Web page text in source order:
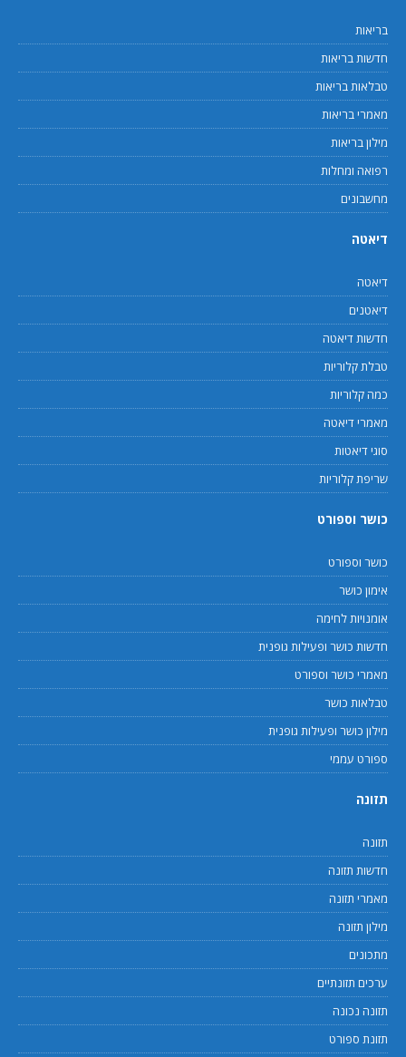
בריאות
חדשות בריאות
טבלאות בריאות
מאמרי בריאות
מילון בריאות
רפואה ומחלות
מחשבונים
דיאטה
דיאטה
דיאטנים
חדשות דיאטה
טבלת קלוריות
כמה קלוריות
מאמרי דיאטה
סוגי דיאטות
שריפת קלוריות
כושר וספורט
כושר וספורט
אימון כושר
אומנויות לחימה
חדשות כושר ופעילות גופנית
מאמרי כושר וספורט
טבלאות כושר
מילון כושר ופעילות גופנית
ספורט עממי
תזונה
תזונה
חדשות תזונה
מאמרי תזונה
מילון תזונה
מתכונים
ערכים תזונתיים
תזונה נכונה
תזונת ספורט